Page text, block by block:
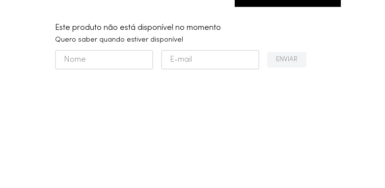
Este produto não está disponível no momento
Quero saber quando estiver disponível
ENVIAR